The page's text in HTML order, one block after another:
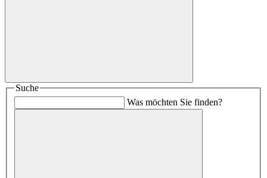
Suche
Was möchten Sie finden?